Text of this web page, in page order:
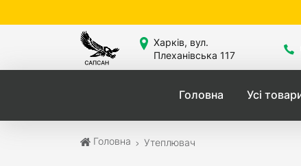
Сайт
Харків, вул.
Плеханівська 117
Головна Усі
Головна Утеплювач